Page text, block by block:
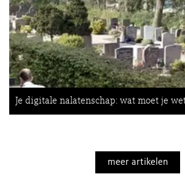
Je digitale nalatenschap: wat moet je
meer artikelen